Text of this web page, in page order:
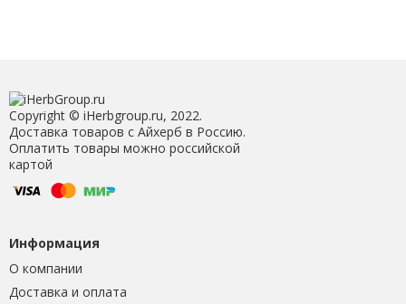
Copyright © iHerbgroup.ru, 2022.
Доставка товаров с Айхерб в Россию.
Оплатить товары можно российской
картой
Информация
О компании
Доставка и оплата